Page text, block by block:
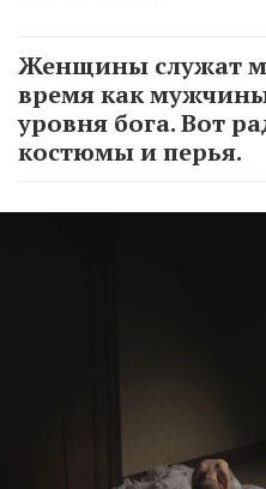
Женщины служат
время как
уровня бога. Вот
костюмы и перья.